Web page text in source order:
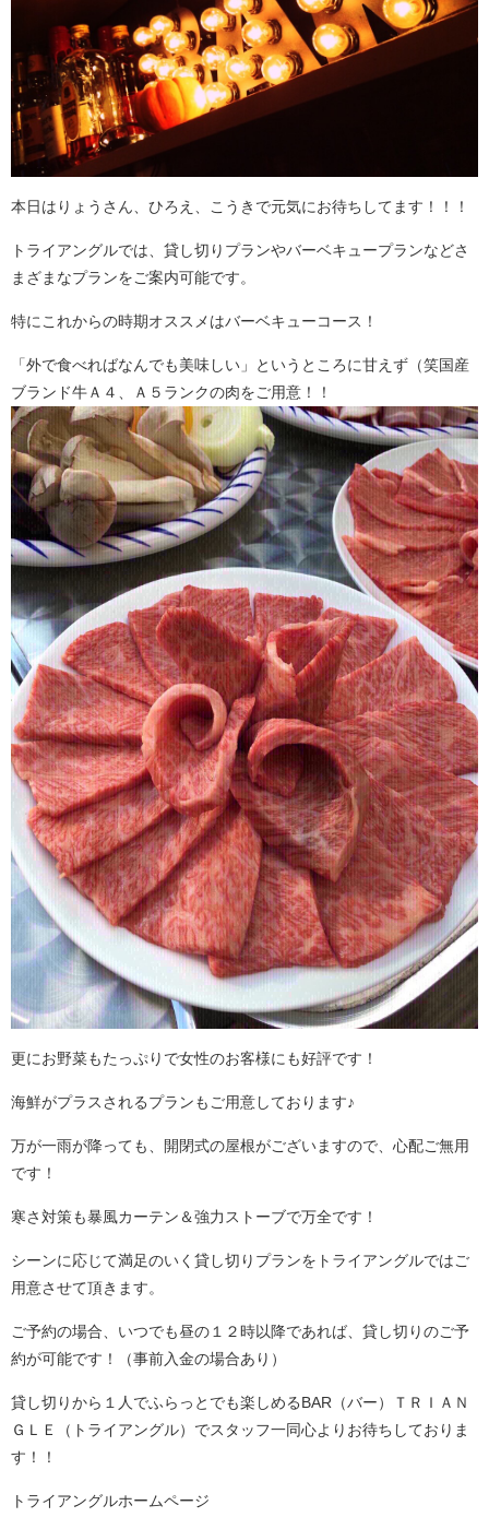
本日はりょうさん、ひろえ、こうきで元気にお待ちしてます！！！
トライアングルでは、貸し切りプランやバーベキュープランなどさ
まざまなプランをご案内可能です。
特にこれからの時期オススメはバーベキューコース！
「外で食べればなんでも美味しい」というところに甘えず（笑国産
ブランド牛Ａ４、Ａ５ランクの肉をご用意！！
更にお野菜もたっぷりで女性のお客様にも好評です！
海鮮がプラスされるプランもご用意しております♪
万が一雨が降っても、開閉式の屋根がございますので、心配ご無用
です！
寒さ対策も暴風カーテン＆強力ストーブで万全です！
シーンに応じて満足のいく貸し切りプランをトライアングルではご
用意させて頂きます。
ご予約の場合、いつでも昼の１２時以降であれば、貸し切りのご予
約が可能です！（事前入金の場合あり）
貸し切りから１人でふらっとでも楽しめるBAR（バー）ＴＲＩＡＮ
ＧＬＥ（トライアングル）でスタッフ一同心よりお待ちしておりま
す！！
トライアングルホームページ